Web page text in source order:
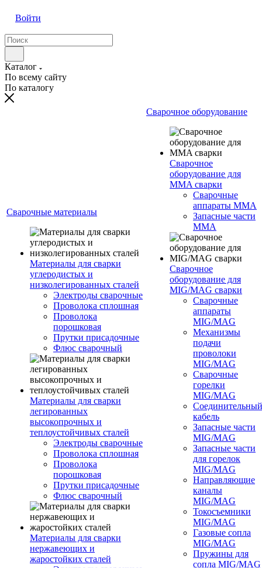
Войти
Каталог
По всему сайту
По каталогу
Сварочные материалы
Материалы для сварки
углеродистых и
низколегированных сталей
Электроды сварочные
Проволока сплошная
Проволока
порошковая
Прутки присадочные
Флюс сварочный
Материалы для сварки
легированных
высокопрочных и
теплоустойчивых сталей
Электроды сварочные
Проволока сплошная
Проволока
порошковая
Прутки присадочные
Флюс сварочный
Материалы для сварки
нержавеющих и
жаростойких сталей
Сварочное оборудование
Сварочное
оборудование для
MMA сварки
Сварочные
аппараты MMA
Запасные части
MMA
Сварочное
оборудование для
MIG/MAG сварки
Сварочные
аппараты
MIG/MAG
Механизмы
подачи
проволоки
MIG/MAG
Сварочные
горелки
MIG/MAG
Соединительный
кабель
Запасные части
MIG/MAG
Запасные части
для горелок
MIG/MAG
Направляющие
каналы
MIG/MAG
Токосъемники
MIG/MAG
Газовые сопла
MIG/MAG
Пружины для
сопла MIG/MAG